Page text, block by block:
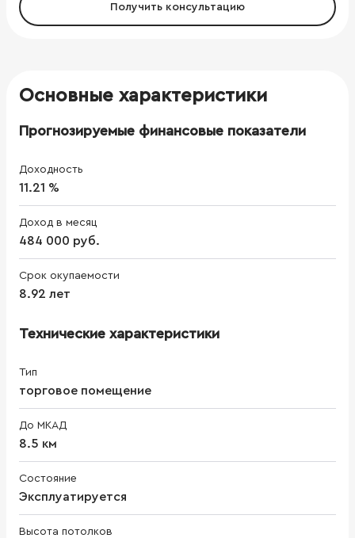
Получить консультацию
Основные характеристики
Прогнозируемые финансовые показатели
Доходность
11.21 %
Доход в месяц
484 000 руб.
Срок окупаемости
8.92 лет
Технические характеристики
Тип
торговое помещение
До МКАД
8.5 км
Состояние
Эксплуатируется
Высота потолков